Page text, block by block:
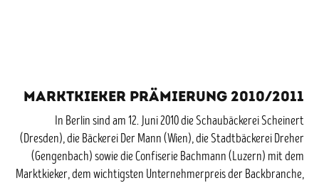
Marktkieker Prämierung 2010/2011
In Berlin sind am 12. Juni 2010 die Schaubäckerei Scheinert
(Dresden), die Bäckerei Der Mann (Wien), die Stadtbäckerei Dreher
(Gengenbach) sowie die Confiserie Bachmann (Luzern) mit dem
Marktkieker, dem wichtigsten Unternehmerpreis der Backbranche,